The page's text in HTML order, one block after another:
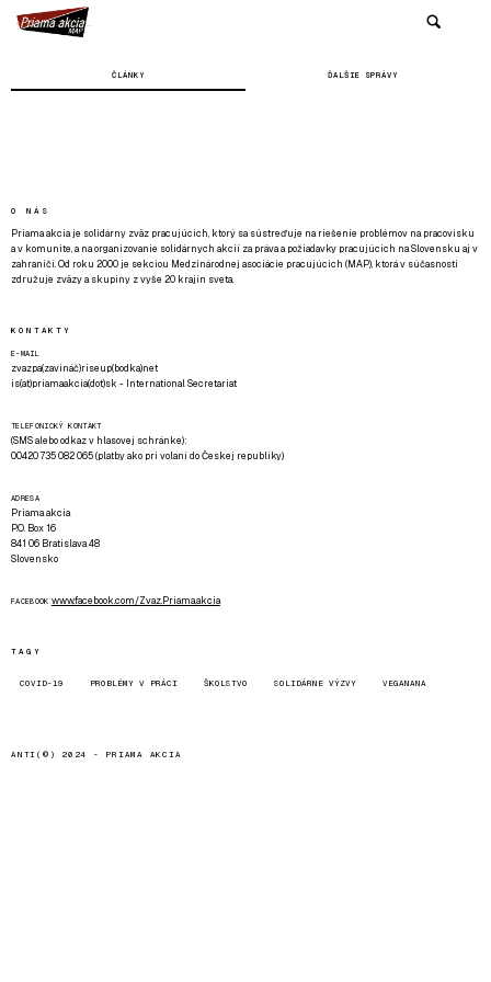
ČLÁNKY ĎALŠIE SPRÁVY
O NÁS
Priama akcia je solidárny zväz pracujúcich, ktorý sa sústreďuje na riešenie problémov na pracovisku
a v komunite, a na organizovanie solidárnych akcií za práva a požiadavky pracujúcich na Slovensku aj v
zahraničí. Od roku 2000 je sekciou Medzinárodnej asociácie pracujúcich (MAP), ktorá v súčasnosti
združuje zväzy a skupiny z vyše 20 krajín sveta.
KONTAKTY
E-MAIL
zvazpa(zavináč)riseup(bodka)net
is(at)priamaakcia(dot)sk - International Secretariat
TELEFONICKÝ KONTAKT
(SMS alebo odkaz v hlasovej schránke):
00420 735 082 065 (platby ako pri volaní do Českej republiky)
ADRESA
Priama akcia
P.O. Box 16
841 06 Bratislava 48
Slovensko
FACEBOOK www.facebook.com/Zvaz.Priama.akcia
TAGY
COVID-19 PROBLÉMY V PRÁCI ŠKOLSTVO SOLIDÁRNE VÝZVY VEGANANA
ANTI(©) 2024 - PRIAMA AKCIA